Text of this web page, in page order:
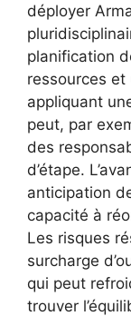
déployer
planification
ressources et
appliquant
peut, par
des
d’étape.
anticipation
capacité à
Les risques
surcharge
qui peut
trouver